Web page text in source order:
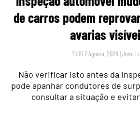
de carros podem
avarias
11:00 7 Agosto, 2026 |João
Não verificar isto antes da
pode apanhar condutores de
consultar a situação e